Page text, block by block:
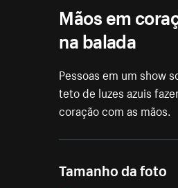
Mãos em
na balada
Pessoas em um show
teto de luzes azuis
coração com as mãos.
Tamanho da foto